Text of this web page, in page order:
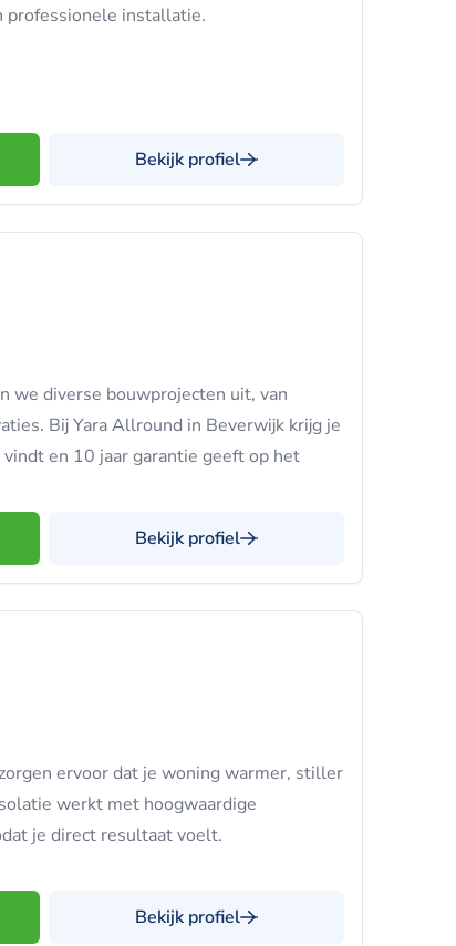
professionele installatie.
Bekijk profiel
we diverse bouwprojecten uit, van
Bij Yara Allround in Beverwijk krijg je
en 10 jaar garantie geeft op het
Bekijk profiel
ervoor dat je woning warmer, stiller
werkt met hoogwaardige
je direct resultaat voelt.
Bekijk profiel